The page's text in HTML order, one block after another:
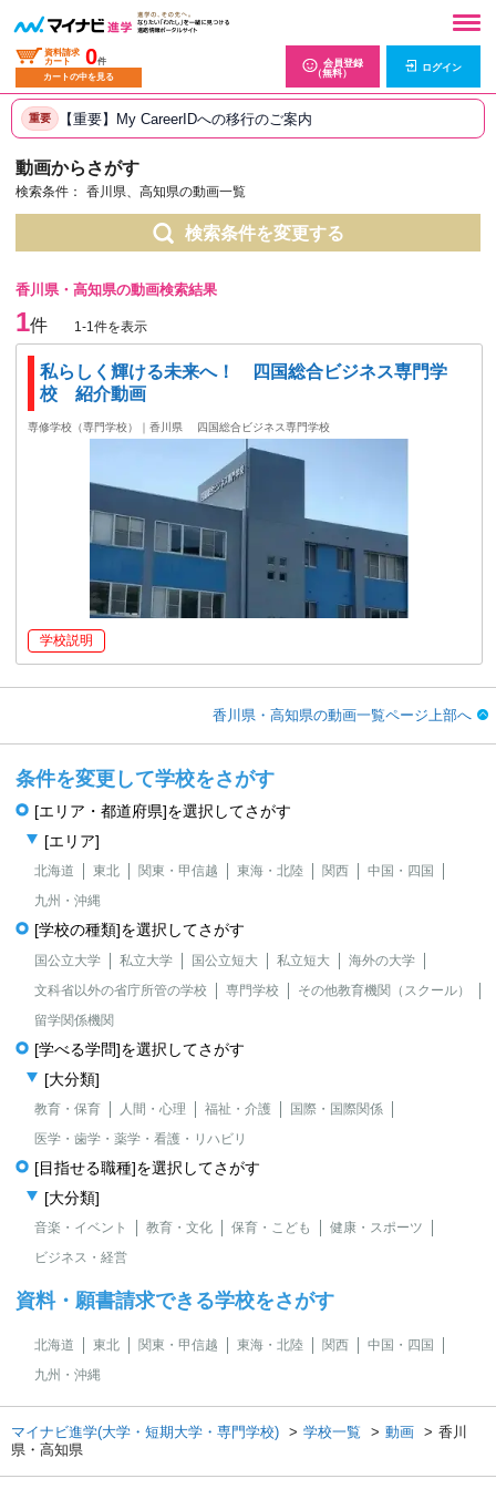
資料請求
カート
0件
カートの中を見る
会員登録
（無料）
ログイン
重要 【重要】My CareerIDへの移行のご案内
動画からさがす
検索条件： 香川県、高知県の動画一覧
検索条件を変更する
香川県・高知県の動画検索結果
1件 1-1件を表示
私らしく輝ける未来へ！ 四国総合ビジネス専門学
校 紹介動画
専修学校（専門学校）｜香川県 四国総合ビジネス専門学校
学校説明
香川県・高知県の動画一覧ページ上部へ
条件を変更して学校をさがす
[エリア・都道府県]を選択してさがす
[エリア]
北海道 東北 関東・甲信越 東海・北陸 関西
中国・四国
九州・沖縄
[学校の種類]を選択してさがす
国公立大学 私立大学 国公立短大 私立短大
海外の大学
文科省以外の省庁所管の学校
専門学校
その他教育機関（スクール）
留学関係機関
[学べる学問]を選択してさがす
[大分類]
教育・保育 人間・心理 福祉・介護
国際・国際関係
医学・歯学・薬学・看護・リハビリ
[目指せる職種]を選択してさがす
[大分類]
音楽・イベント 教育・文化 保育・こども
健康・スポーツ
ビジネス・経営
資料・願書請求できる学校をさがす
北海道 東北 関東・甲信越 東海・北陸 関西
中国・四国
九州・沖縄
マイナビ進学(大学・短期大学・専門学校) 学校一覧 動画
香川
県・高知県